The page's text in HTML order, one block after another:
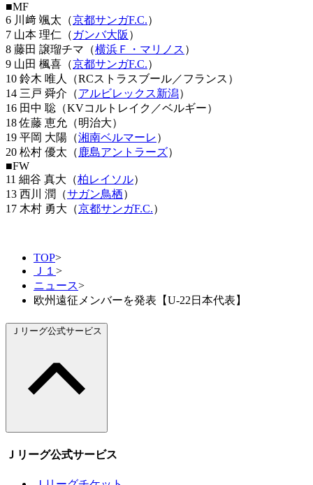
■MF
6 川﨑 颯太（京都サンガF.C.）
7 山本 理仁（ ガンバ大阪 ）
8 藤田 譲瑠チマ（横浜Ｆ・マリノス ）
9 山田 楓喜（京都サンガF.C.）
10 鈴木 唯人（RCストラスブール／フランス）
14 三戸 舜介（アルビレックス新潟）
16 田中 聡（KVコルトレイク／ベルギー）
18 佐藤 恵允（明治大）
19 平岡 大陽（湘南ベルマーレ ）
20 松村 優太（ 鹿島アントラーズ）
■FW
11 細谷 真大（柏レイソル）
13 西川 潤（サガン鳥栖）
17 木村 勇大（京都サンガF.C.）
TOP>
Ｊ１ >
ニュース>
欧州遠征メンバーを発表【U-22日本代表】
Ｊリーグ公式サービス
Ｊリーグ公式サービス